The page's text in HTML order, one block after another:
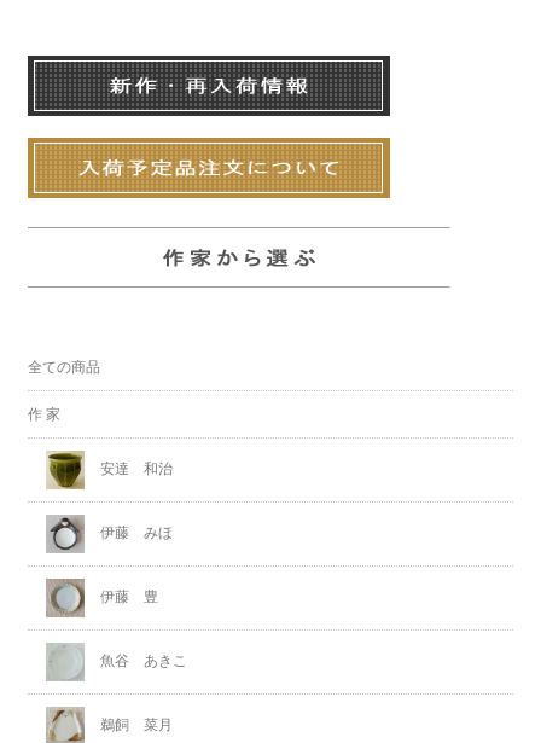
全ての商品
作 家
安達 和治
伊藤 みほ
伊藤 豊
魚谷 あきこ
鵜飼 菜月